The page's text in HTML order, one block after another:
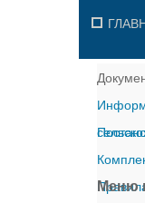
Меню